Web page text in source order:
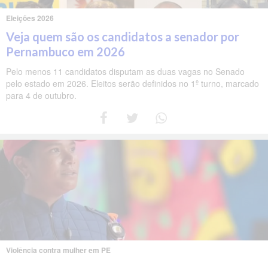
Eleições 2026
Veja quem são os candidatos a senador por
Pernambuco em 2026
Pelo menos 11 candidatos disputam as duas vagas no Senado
pelo estado em 2026. Eleitos serão definidos no 1º turno, marcado
para 4 de outubro.
Violência contra mulher em PE